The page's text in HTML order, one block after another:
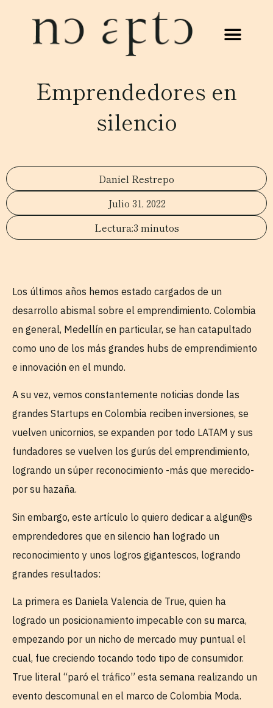
Emprendedores en
silencio
Daniel Restrepo
Julio 31, 2022
3 minutos
Los últimos años hemos estado cargados de un
desarrollo abismal sobre el emprendimiento. Colombia
en general, Medellín en particular, se han catapultado
como uno de los más grandes hubs de emprendimiento
e innovación en el mundo.
A su vez, vemos constantemente noticias donde las
grandes Startups en Colombia reciben inversiones, se
vuelven unicornios, se expanden por todo LATAM y sus
fundadores se vuelven los gurús del emprendimiento,
logrando un súper reconocimiento -más que merecido-
por su hazaña.
Sin embargo, este artículo lo quiero dedicar a algun@s
emprendedores que en silencio han logrado un
reconocimiento y unos logros gigantescos, logrando
grandes resultados:
La primera es Daniela Valencia de True, quien ha
logrado un posicionamiento impecable con su marca,
empezando por un nicho de mercado muy puntual el
cual, fue creciendo tocando todo tipo de consumidor.
True literal “paró el tráfico” esta semana realizando un
evento descomunal en el marco de Colombia Moda.